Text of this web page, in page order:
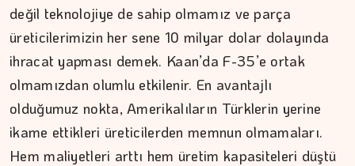
değil teknolojiye de sahip olmamız ve parça
üreticilerimizin her sene 10 milyar dolar dolayında
ihracat yapması demek. Kaan’da F-35’e ortak
olmamızdan olumlu etkilenir. En avantajlı
olduğumuz nokta, Amerikalıların Türklerin yerine
ikame ettikleri üreticilerden memnun olmamaları.
Hem maliyetleri arttı hem üretim kapasiteleri düştü